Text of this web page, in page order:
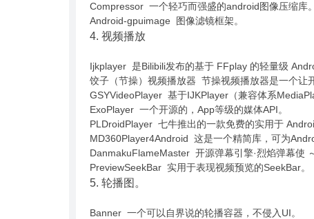
Compressor 一个轻巧而强盛的android图像压缩库。
Android-gpuimage 图像滤镜框架。
4. 视频播放
Ijkplayer 是Bilibili发布的基于 FFplay 的轻量级
饺子（节操）视频播放器 节操视频播放器是一个让
GSYVideoPlayer 基于IJKPlayer（兼容体系
ExoPlayer 一个开源的，App等级的媒体API。
PLDroidPlayer 七牛推出的一款免费的实用于
MD360Player4Android 这是一个精简库，可为
DanmakuFlameMaster 开源弹幕引擎·烈焰弹幕使 ～
PreviewSeekBar 实用于表现视频预览的SeekBar。
5. 轮播图。
Banner 一个可以自界说的轮播容器，不侵入UI。